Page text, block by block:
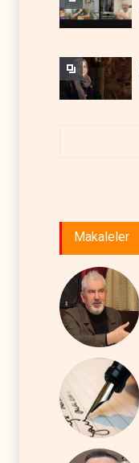
Makaleler